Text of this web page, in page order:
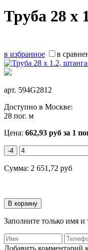
Труба 28 х
в избранное в
арт. 594G2812
Доступно в Москве:
28 пог. м
Цена: 662,93 руб за 1
-4
Сумма: 2 651,72 руб
Заполните только имя и
Добавить комментарий